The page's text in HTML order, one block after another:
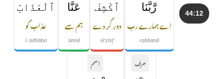
44:12
رَّبَّنَا
اے ہمارے رب
rabbanā
ٱكْشِفْ
دور کر دے
ik'shif
عَنَّا
ہم سے
ʿannā
ٱلْعَذَابَ
عذاب کو
l-ʿadhāba
حرف
اسم